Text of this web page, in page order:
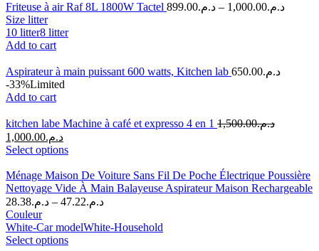
Friteuse à air Raf 8L 1800W Tactel د.م.899.00 – د.م.1,000.00
Size litter
10 litter8 litter
Add to cart
Aspirateur à main puissant 600 watts, Kitchen lab د.م.650.00
-33%Limited
Add to cart
kitchen labe Machine à café et expresso 4 en 1 د.م.1,500.00
د.م.1,000.00
Select options
Ménage Maison De Voiture Sans Fil De Poche Électrique Poussière
Nettoyage Vide À Main Balayeuse Aspirateur Maison Rechargeable
د.م.28.38 – د.م.47.22
Couleur
White-Car modelWhite-Household
Select options